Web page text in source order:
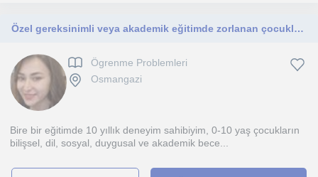
Özel gereksinimli veya akademik eğitimde zorlanan çocuklara yol arkadaşı olmak için buradayım.
Ögrenme Problemleri
Osmangazi
Bire bir eğitimde 10 yıllık deneyim sahibiyim, 0-10 yaş çocukların
bilişsel, dil, sosyal, duygusal ve akademik bece...